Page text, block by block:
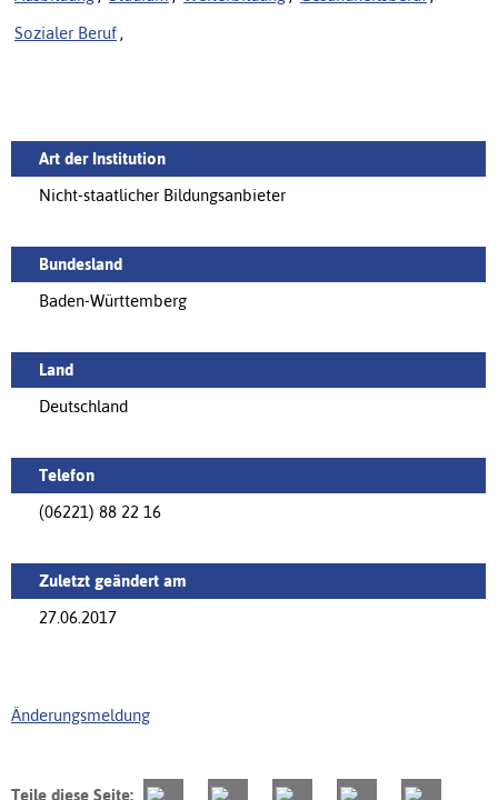
Sozialer Beruf ,
Art der Institution
Nicht-staatlicher Bildungsanbieter
Bundesland
Baden-Württemberg
Land
Deutschland
Telefon
(06221) 88 22 16
Zuletzt geändert am
27.06.2017
Änderungsmeldung
Teile diese Seite: